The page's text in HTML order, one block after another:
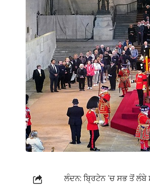
ਲੰਦਨ: ਬ੍ਰਿਟੇਨ ‘ਚ ਸਭ ਤੋਂ ਲੰਬੇ